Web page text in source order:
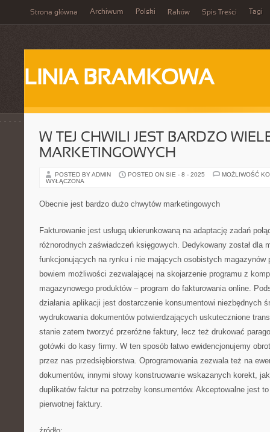
Strona główna Archiwum Polski Raków Spis Treści Tagi
LINIA BRAMKOWA
W TEJ CHWILI JEST BARDZO
MARKETINGOWYCH
POSTED BY ADMIN POSTED ON SIE - 8 - 2025
MOŻLIWOŚĆ
WYŁĄCZONA
Obecnie jest bardzo dużo chwytów marketingowych
Fakturowanie jest usługą ukierunkowaną na adaptację zadań
różnorodnych zaświadczeń księgowych. Dedykowany został dla
funkcjonujących na rynku i nie mających osobistych magazynów
bowiem możliwości zezwalającej na skojarzenie programu z
magazynowego produktów – program do fakturowania online.
działania aplikacji jest dostarczenie konsumentowi niezbędnych
wydrukowania dokumentów potwierdzających uskutecznione
stanie zatem tworzyć przeróżne faktury, lecz też drukować
gotówki do kasy firmy. W ten sposób łatwo ewidencjonujemy
przez nas przedsiębiorstwa. Oprogramowania zezwala też na
dokumentów, innymi słowy konstruowanie wskazanych korekt,
duplikatów faktur na potrzeby konsumentów. Akceptowalne jest
pierwotnej faktury.